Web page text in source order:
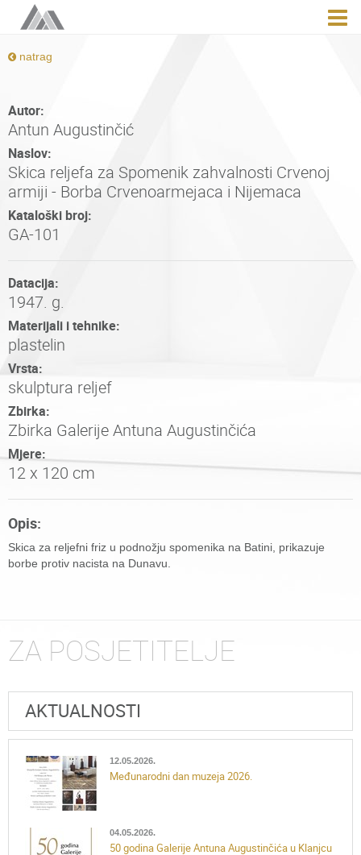
natrag
Autor:
Antun Augustinčić
Naslov:
Skica reljefa za Spomenik zahvalnosti Crvenoj
armiji - Borba Crvenoarmejaca i Nijemaca
Kataloški broj:
GA-101
Datacija:
1947. g.
Materijali i tehnike:
plastelin
Vrsta:
skulptura reljef
Zbirka:
Zbirka Galerije Antuna Augustinčića
Mjere:
12 x 120 cm
Opis:
Skica za reljefni friz u podnožju spomenika na Batini, prikazuje
borbe protiv nacista na Dunavu.
ZA POSJETITELJE
AKTUALNOSTI
12.05.2026.
Međunarodni dan muzeja 2026.
04.05.2026.
50 godina Galerije Antuna Augustinčića u Klanjcu